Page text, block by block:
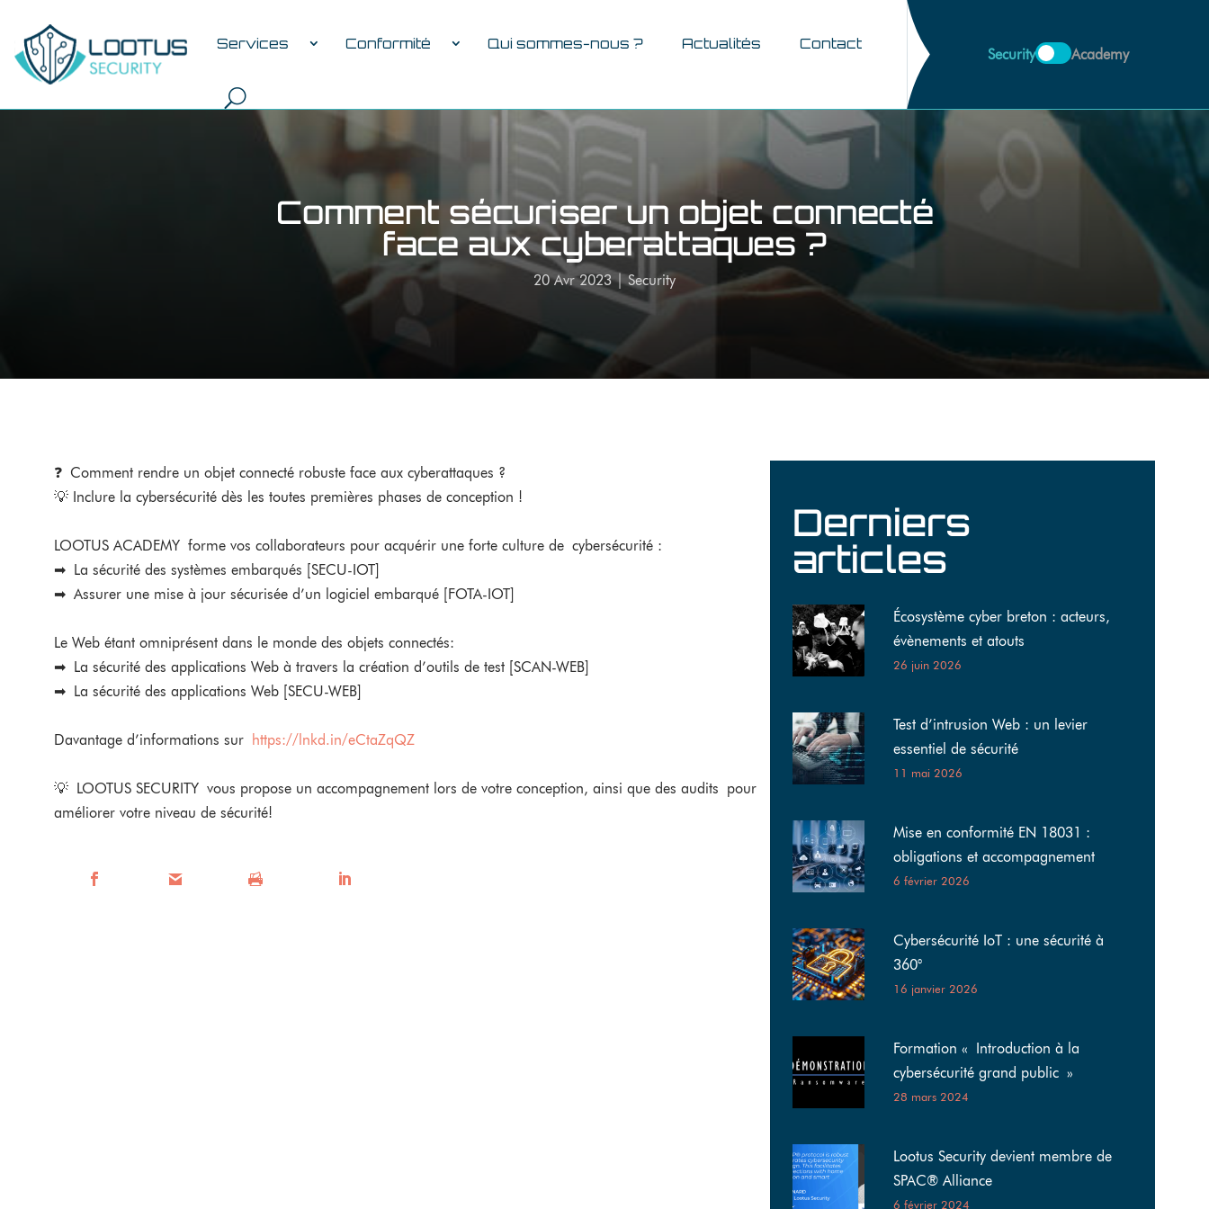
Services Conformité Qui sommes-nous ? Actualités Contact
Security Academy
Comment sécuriser un objet connecté
face aux cyberattaques ?
20 Avr 2023|Security
❓ Comment rendre un objet connecté robuste face aux cyberattaques ?
💡 Inclure la cybersécurité dès les toutes premières phases de conception !
LOOTUS ACADEMY forme vos collaborateurs pour acquérir une forte culture de cybersécurité :
➡ La sécurité des systèmes embarqués [SECU-IOT]
➡ Assurer une mise à jour sécurisée d’un logiciel embarqué [FOTA-IOT]
Le Web étant omniprésent dans le monde des objets connectés:
➡ La sécurité des applications Web à travers la création d’outils de test [SCAN-WEB]
➡ La sécurité des applications Web [SECU-WEB]
Davantage d’informations sur https://lnkd.in/eCtaZqQZ
💡 LOOTUS SECURITY vous propose un accompagnement lors de votre conception, ainsi que des audits pour
améliorer votre niveau de sécurité!
Derniers
articles
Écosystème cyber breton : acteurs,
évènements et atouts
26 juin 2026
Test d’intrusion Web : un levier
essentiel de sécurité
11 mai 2026
Mise en conformité EN 18031 :
obligations et accompagnement
6 février 2026
Cybersécurité IoT : une sécurité à
360°
16 janvier 2026
Formation « Introduction à la
cybersécurité grand public »
28 mars 2024
Lootus Security devient membre de
SPAC® Alliance
6 février 2024